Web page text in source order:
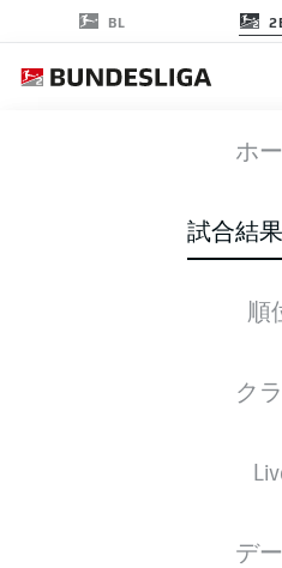
BL
ホ
試合結
順
ク
デ
PRM
2
スターティングメ
スターティングメ